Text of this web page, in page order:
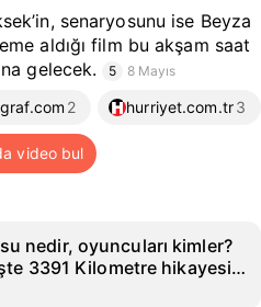
senaryosunu ise Beyza
aldığı film bu akşam saat
gelecek.
5 8 Mayıs
2 hurriyet.com.tr3
video bul
nedir, oyuncuları kimler?
3391 Kilometre hikayesi,